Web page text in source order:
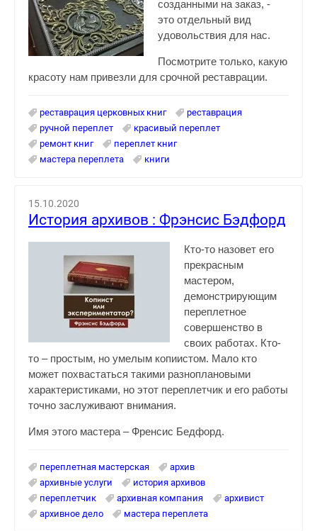
созданными на заказ, -
это отдельный вид
удовольствия для нас.
Посмотрите только, какую
красоту нам привезли для срочной реставрации.
реставрация церковных книг
реставрация
ручной переплет
красивый переплет
ремонт книг
переплет книг
мастера переплета
книги
15.10.2020
История архивов : Фрэнсис Бэдфорд
Кто-то назовет его
прекрасным
мастером,
демонстрирующим
переплетное
совершенство в
своих работах. Кто-
то – простым, но умелым копиистом. Мало кто
может похвастаться такими разноплановыми
характеристиками, но этот переплетчик и его работы
точно заслуживают внимания.
Имя этого мастера – Френсис Бедфорд.
переплетная мастерская
архив
архивные услуги
история архивов
переплетчик
архивная компания
архивист
архивное дело
мастера переплета